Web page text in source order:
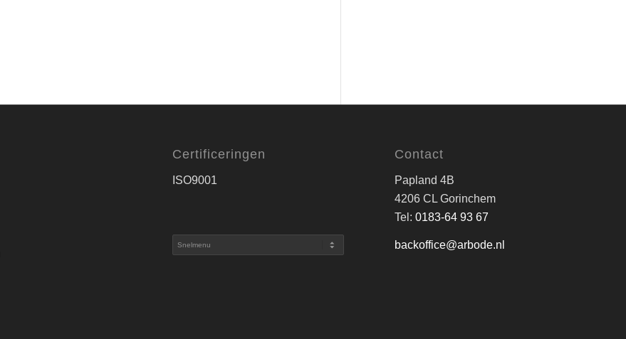
Certificeringen
ISO9001
Contact
Papland 4B
4206 CL Gorinchem
Tel:0183-64 93 67
backoffice@arbode.nl